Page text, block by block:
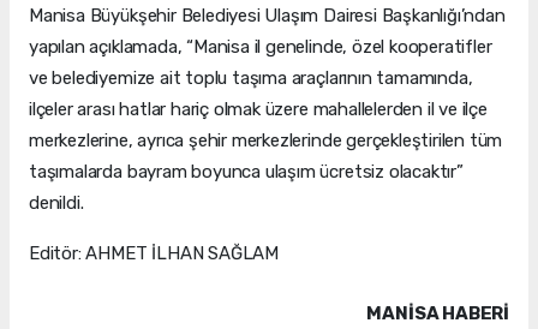
Manisa Büyükşehir Belediyesi Ulaşım Dairesi Başkanlığı’ndan
yapılan açıklamada, “Manisa il genelinde, özel kooperatifler
ve belediyemize ait toplu taşıma araçlarının tamamında,
ilçeler arası hatlar hariç olmak üzere mahallelerden il ve ilçe
merkezlerine, ayrıca şehir merkezlerinde gerçekleştirilen tüm
taşımalarda bayram boyunca ulaşım ücretsiz olacaktır”
denildi.
Editör: AHMET İLHAN SAĞLAM
MANISA HABERİ